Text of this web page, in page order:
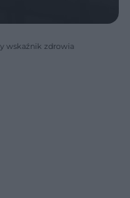
wskaźnik zdrowia